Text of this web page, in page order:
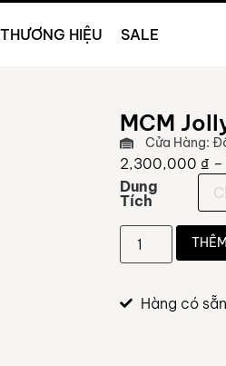
THƯƠNG HIỆU SALE
MCM
Cửa Hàng:
2,300,000₫ –
Dung
Tích
Hàng có sẵn